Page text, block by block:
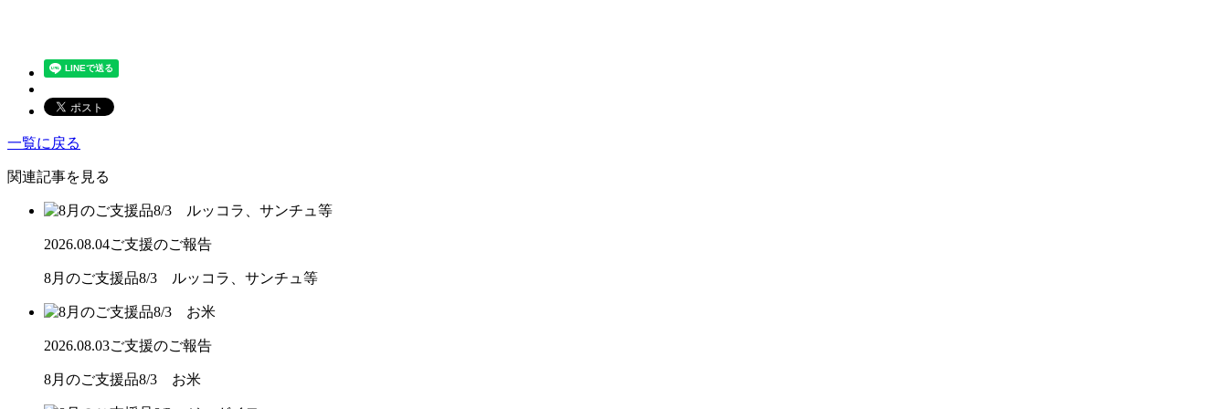
一覧に戻る
関連記事を見る
2026.08.04ご支援のご報告
8月のご支援品8/3 ルッコラ、サンチュ等
2026.08.03ご支援のご報告
8月のご支援品8/3 お米